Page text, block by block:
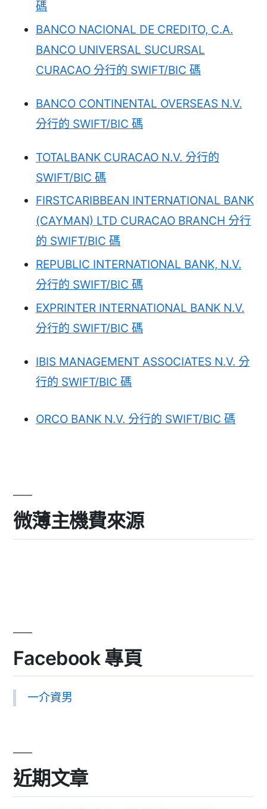
碼
BANCO NACIONAL DE CREDITO, C.A.
BANCO UNIVERSAL SUCURSAL
CURACAO 分行的 SWIFT/BIC 碼
BANCO CONTINENTAL OVERSEAS N.V.
分行的 SWIFT/BIC 碼
TOTALBANK CURACAO N.V. 分行的
SWIFT/BIC 碼
FIRSTCARIBBEAN INTERNATIONAL BANK
(CAYMAN) LTD CURACAO BRANCH 分行
的 SWIFT/BIC 碼
REPUBLIC INTERNATIONAL BANK, N.V.
分行的 SWIFT/BIC 碼
EXPRINTER INTERNATIONAL BANK N.V.
分行的 SWIFT/BIC 碼
IBIS MANAGEMENT ASSOCIATES N.V. 分
行的 SWIFT/BIC 碼
ORCO BANK N.V. 分行的 SWIFT/BIC 碼
微薄主機費來源
Facebook 專頁
一介資男
近期文章